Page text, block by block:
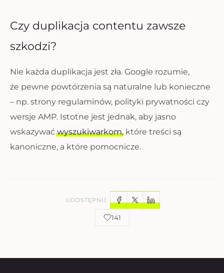
Czy duplikacja contentu zawsze
szkodzi?
Nie każda duplikacja jest zła. Google rozumie,
że pewne powtórzenia są naturalne lub konieczne
– np. strony regulaminów, polityki prywatności czy
wersje AMP. Istotne jest jednak, aby jasno
wskazywaćwyszukiwarkom, które treści są
kanoniczne, a które pomocnicze.
UDOSTĘPNIJ
141